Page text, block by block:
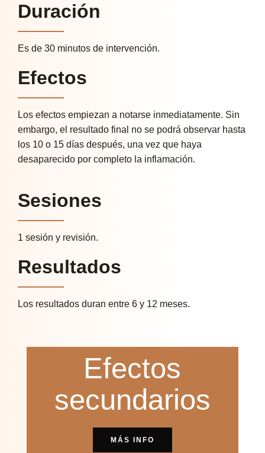
Duración
Es de 30 minutos de intervención.
Efectos
Los efectos empiezan a notarse inmediatamente. Sin
embargo, el resultado final no se podrá observar hasta
los 10 o 15 días después, una vez que haya
desaparecido por completo la inflamación.
Sesiones
1 sesión y revisión.
Resultados
Los resultados duran entre 6 y 12 meses.
Efectos
secundarios
MÁS INFO